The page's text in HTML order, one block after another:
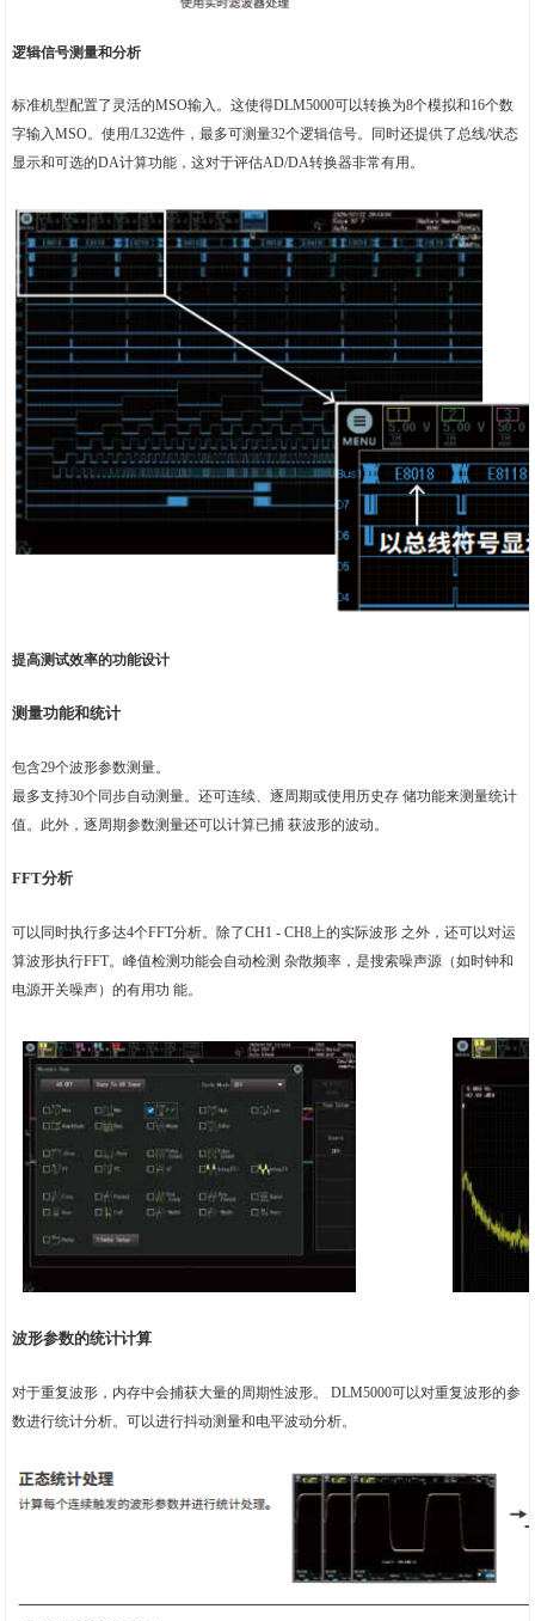
逻辑信号测量和分析
标准机型配置了灵活的MSO输入。这使得DLM5000可以转换为8个模拟和16个数
字输入MSO。使用/L32选件，最多可测量32个逻辑信号。同时还提供了总线/状态
显示和可选的DA计算功能，这对于评估AD/DA转换器非常有用。
提高测试效率的功能设计
测量功能和统计
包含29个波形参数测量。
最多支持30个同步自动测量。还可连续、逐周期或使用历史存 储功能来测量统计
值。此外，逐周期参数测量还可以计算已捕 获波形的波动。
FFT分析
可以同时执行多达4个FFT分析。除了CH1 - CH8上的实际波形 之外，还可以对运
算波形执行FFT。峰值检测功能会自动检测 杂散频率，是搜索噪声源（如时钟和
电源开关噪声）的有用功 能。
波形参数的统计计算
对于重复波形，内存中会捕获大量的周期性波形。 DLM5000可以对重复波形的参
数进行统计分析。可以进行抖动测量和电平波动分析。